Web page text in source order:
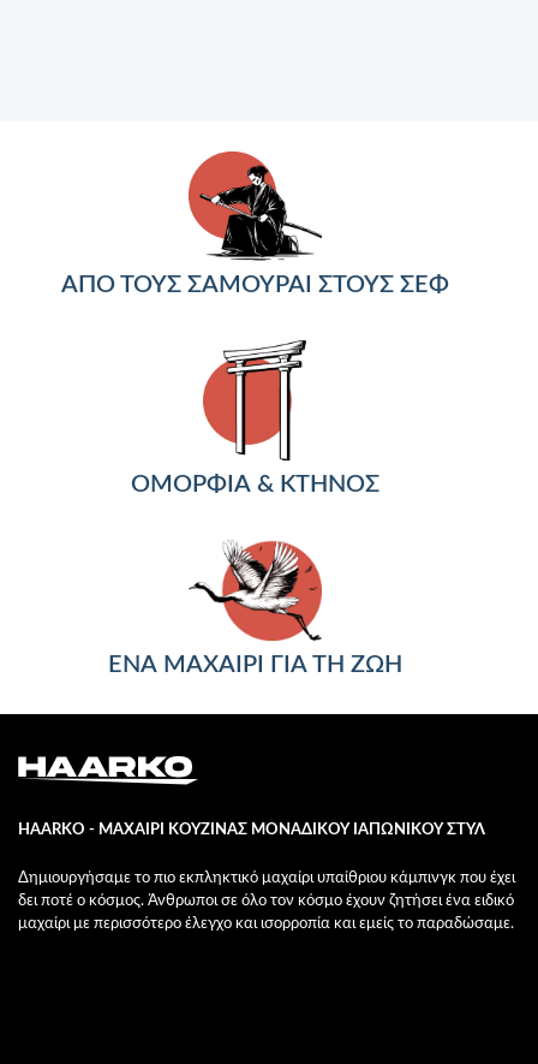
ΑΠΟ ΤΟΥΣ ΣΑΜΟΥΡΑΙ ΣΤΟΥΣ ΣΕΦ
ΟΜΟΡΦΙΑ & ΚΤΗΝΟΣ
ΕΝΑ ΜΑΧΑΙΡΙ ΓΙΑ ΤΗ ΖΩΗ
HAARKO - ΜΑΧΑΙΡΙ ΚΟΥΖΙΝΑΣ ΜΟΝΑΔΙΚΟΥ ΙΑΠΩΝΙΚΟΥ ΣΤΥΛ
Δημιουργήσαμε το πιο εκπληκτικό μαχαίρι υπαίθριου κάμπινγκ που έχει
δει ποτέ ο κόσμος. Άνθρωποι σε όλο τον κόσμο έχουν ζητήσει ένα ειδικό
μαχαίρι με περισσότερο έλεγχο και ισορροπία και εμείς το παραδώσαμε.